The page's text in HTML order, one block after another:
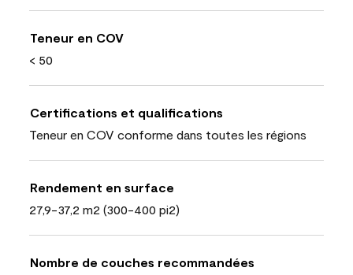
Teneur en COV
< 50
Certifications et qualifications
Teneur en COV conforme dans toutes les régions
Rendement en surface
27,9-37,2 m2 (300-400 pi2)
Nombre de couches recommandées